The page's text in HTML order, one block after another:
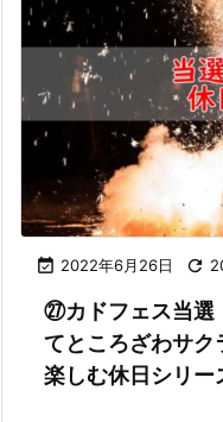
 2022年6月26日 
㉗カドフェス当選
てところざわサク
楽しむ休日シリー